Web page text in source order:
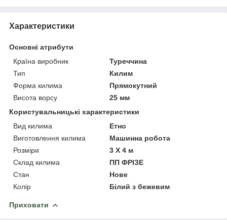
Характеристики
Основні атрибути
Країна виробник
Туреччина
Тип
Килим
Форма килима
Прямокутний
Висота ворсу
25 мм
Користувальницькі характеристики
Вид килима
Етно
Виготовлення килима
Машинна робота
Розміри
3 Х 4 м
Склад килима
ПП ФРІЗЕ
Стан
Нове
Колір
Білий з бежевим
Приховати